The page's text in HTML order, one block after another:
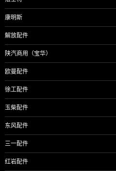
康明斯
解放配件
陕汽商用（宝华）
欧曼配件
徐工配件
玉柴配件
东风配件
三一配件
红岩配件